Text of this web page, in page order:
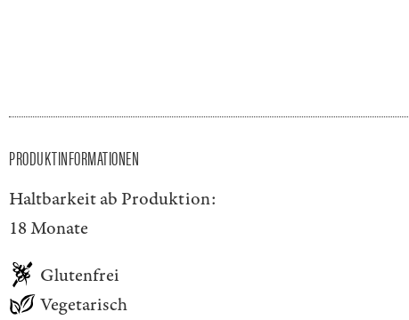
PRODUKTINFORMATIONEN
Haltbarkeit ab Produktion:
18 Monate
Glutenfrei
Vegetarisch